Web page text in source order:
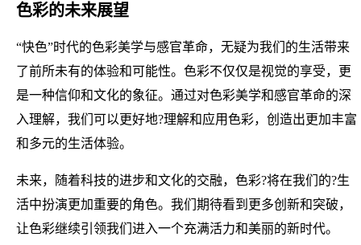
色彩的未来展望
“快色”时代的色彩美学与感官革命，无疑为我们的生活带来
了前所未有的体验和可能性。色彩不仅仅是视觉的享受，更
是一种信仰和文化的象征。通过对色彩美学和感官革命的深
入理解，我们可以更好地?理解和应用色彩，创造出更加丰富
和多元的生活体验。
未来，随着科技的进步和文化的交融，色彩?将在我们的?生
活中扮演更加重要的角色。我们期待看到更多创新和突破，
让色彩继续引领我们进入一个充满活力和美丽的新时代。